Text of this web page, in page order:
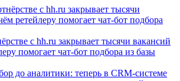
с hh.ru закрывает тысячи вакансий
помогает чат-бот подбора из базы